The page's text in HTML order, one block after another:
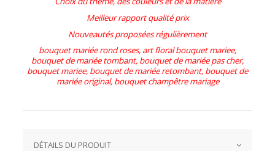
Meilleur rapport qualité prix
Nouveautés proposées régulièrement
bouquet mariée rond roses, art floral bouquet mariee,
bouquet de mariée tombant, bouquet de mariée pas cher,
bouquet mariee, bouquet de mariée retombant, bouquet de
mariée original, bouquet champêtre mariage
DÉTAILS DU PRODUIT